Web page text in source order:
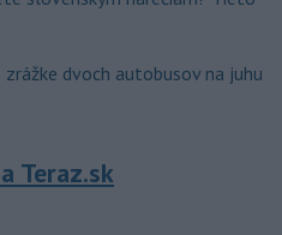
dvoch autobusov na juhu
Teraz.sk